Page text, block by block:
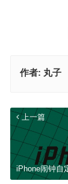
作者: 丸子
上一篇
iPhone闹钟自